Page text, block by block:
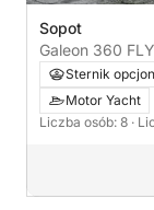
Sopot
Galeon 360 FLY
Sternik
Motor Yacht
Liczba osób: 8 ·